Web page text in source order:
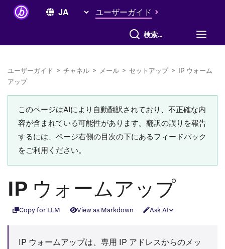
ユーザーガイド
すべて検索
ユーザーガイド > チャネル > メール > セットアップ> IP ウォーム
アップ
このページはAIにより自動翻訳されており、不正確な内
容が含まれている可能性があります。翻訳の誤りを報告
するには、ページ右側の目次の下にあるフィードバック
をご利用ください。
IP ウォームアップ
Copy for LLM View as Markdown Ask AI
IP ウォームアップは、専用 IP アドレスからのメッ